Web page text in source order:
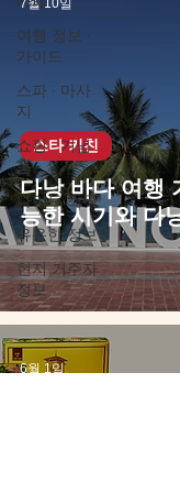
여행 정보 ·
가이드
스파 · 마사
지
쇼핑 · 기념
품
나이트 스팟
유용한 정보
현지 거주자
정보
다낭 바다 여행
능한 시기와 다
스타 키친
7월 10일
6월 1일